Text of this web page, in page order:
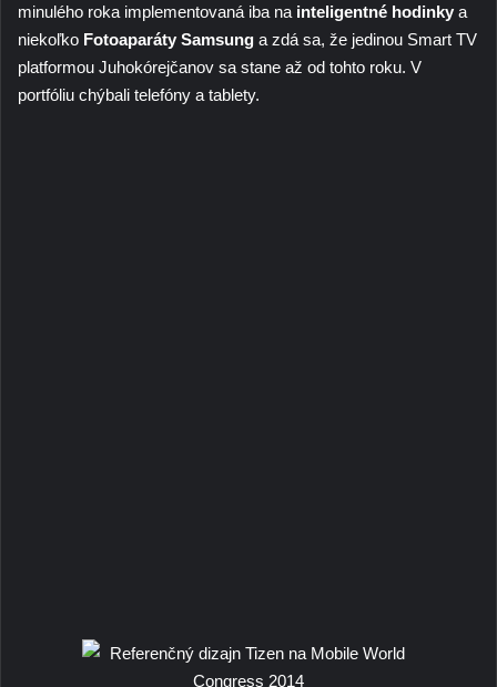
minulého roka implementovaná iba na inteligentné hodinky a
niekoľko Fotoaparáty Samsung a zdá sa, že jedinou Smart TV
platformou Juhokórejčanov sa stane až od tohto roku. V
portfóliu chýbali telefóny a tablety.